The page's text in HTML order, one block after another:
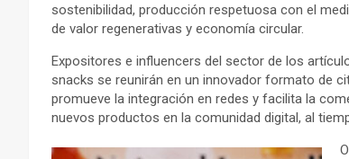
sostenibilidad, producción respetuosa con el
de valor regenerativas y economía circular.
Expositores e influencers del sector de los
snacks se reunirán en un innovador formato de
promueve la integración en redes y facilita la
nuevos productos en la comunidad digital, al